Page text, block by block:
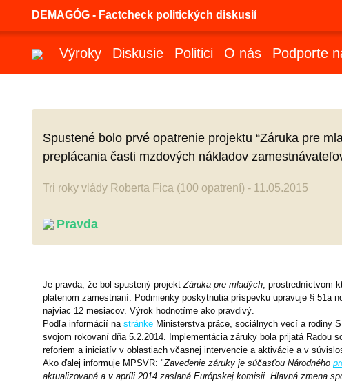
DEMAGÓG - Factcheck politických diskusií
Výroky Diskusie Politici O nás Podporte
Spustené bolo prvé opatrenie projektu “Záruka pre
preplácania časti mzdových nákladov
Tri roky vlády Roberta Fica (100 opatrení) - 11.05.2015
Pravda
Je pravda, že bol spustený projekt Záruka pre mladých, prostredníctvom
platenom zamestnaní. Podmienky poskytnutia príspevku upravuje § 51a
najviac 12 mesiacov. Výrok hodnotíme ako pravdivý.
Podľa informácií na stránkeMinisterstva práce, sociálnych vecí a rodiny
svojom rokovaní dňa 5.2.2014. Implementácia záruky bola prijatá Radou
reforiem a iniciatív v oblastiach včasnej intervencie a aktivácie a v
Ako ďalej informuje MPSVR: "Zavedenie záruky je súčasťou Národného
aktualizovaná a v apríli 2014 zaslaná Európskej komisii. Hlavná zmena